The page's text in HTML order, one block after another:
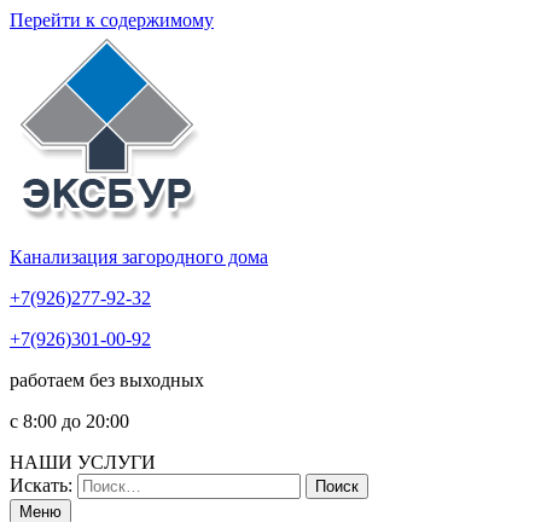
Перейти к содержимому
Канализация загородного дома
+7(926)277-92-32
+7(926)301-00-92
работаем без выходных
c 8:00 до 20:00
НАШИ УСЛУГИ
Искать:
Поиск
Меню